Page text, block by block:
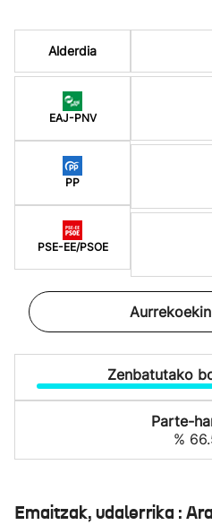
Alderdia
EAJ-PNV
PP
PSE-EE/PSOE
Zenbatutako
Parte-
%
Emaitzak, udalerrika :